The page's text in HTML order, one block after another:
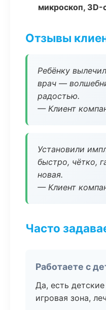
микроскоп, 3D-
Отзывы
Ребёнку
врач —
радостью.
— Клиент
Установили
быстро, чётко,
новая.
— Клиент
Часто
Работаете с
Да, есть
игровая зона,